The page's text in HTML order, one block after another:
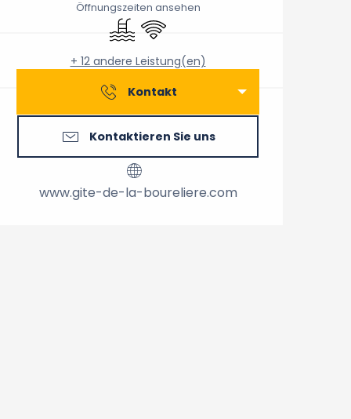
Öffnungszeiten ansehen
Schwimmbad
Wi-Fi
+ 12 andere Leistung(en)
Kontakt
Kontaktieren Sie uns
www.gite-de-la-boureliere.com